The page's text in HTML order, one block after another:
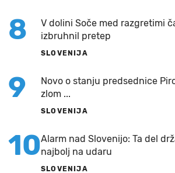
8
V dolini Soče med razgretimi
izbruhnil pretep
SLOVENIJA
9
Novo o stanju predsednice
zlom ...
SLOVENIJA
10Alarm nad Slovenijo: Ta del
najbolj na udaru
SLOVENIJA